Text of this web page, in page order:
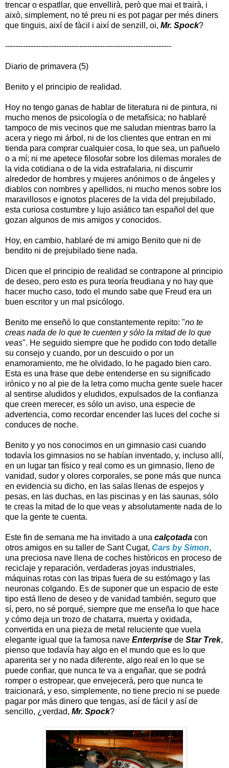
trencar o espatllar, que envellirà, però que mai et trairà, i
això, simplement, no té preu ni es pot pagar per més diners
que tinguis, així de fàcil i així de senzill, oi, Mr. Spock?
-----------------------------------------------------------------
Diario de primavera (5)
Benito y el principio de realidad.
Hoy no tengo ganas de hablar de literatura ni de pintura, ni
mucho menos de psicología o de metafísica; no hablaré
tampoco de mis vecinos que me saludan mientras barro la
acera y riego mi árbol, ni de los clientes que entran en mi
tienda para comprar cualquier cosa, lo que sea, un pañuelo
o a mí; ni me apetece filosofar sobre los dilemas morales de
la vida cotidiana o de la vida estrafalaria, ni discurrir
alrededor de hombres y mujeres anónimos o de ángeles y
diablos con nombres y apellidos, ni mucho menos sobre los
maravillosos e ignotos placeres de la vida del prejubilado,
esta curiosa costumbre y lujo asiático tan español del que
gozan algunos de mis amigos y conocidos.
Hoy, en cambio, hablaré de mi amigo Benito que ni de
bendito ni de prejubilado tiene nada.
Dicen que el principio de realidad se contrapone al principio
de deseo, pero esto es pura teoría freudiana y no hay que
hacer mucho caso, todo el mundo sabe que Freud era un
buen escritor y un mal psicólogo.
Benito me enseñó lo que constantemente repito: "no te
creas nada de lo que te cuenten y sólo la mitad de lo que
veas". He seguido siempre que he podido con todo detalle
su consejo y cuando, por un descuido o por un
enamoramiento, me he olvidado, lo he pagado bien caro.
Esta es una frase que debe entenderse en su significado
irónico y no al pie de la letra como mucha gente suele hacer
al sentirse aludidos y eludidos, expulsados ​​de la confianza
que creen merecer, es sólo un aviso, una especie de
advertencia, como recordar encender las luces del coche si
conduces de noche.
Benito y yo nos conocimos en un gimnasio casi cuando
todavía los gimnasios no se habían inventado, y, incluso allí,
en un lugar tan físico y real como es un gimnasio, lleno de
vanidad, sudor y olores corporales, se pone más que nunca
en evidencia su dicho, en las salas llenas de espejos y
pesas, en las duchas, en las piscinas y en las saunas, sólo
te creas la mitad de lo que veas y absolutamente nada de lo
que la gente te cuenta.
Este fin de semana me ha invitado a una calçotada con
otros amigos en su taller de Sant Cugat, Cars by Simon,
una preciosa nave llena de coches históricos en proceso de
reciclaje y reparación, verdaderas joyas industriales,
máquinas rotas con las tripas fuera de su estómago y las
neuronas colgando. Es de suponer que un espacio de este
tipo está lleno de deseo y de vanidad también, seguro que
sí, pero, no sé porqué, siempre que me enseña lo que hace
y cómo deja un trozo de chatarra, muerta y oxidada,
convertida en una pieza de metal reluciente que vuela
elegante igual que la famosa nave Enterprise de Star Trek,
pienso que todavía hay algo en el mundo que es lo que
aparenta ser y no nada diferente, algo real en lo que se
puede confiar, que nunca te va a engañar, que se podrá
romper o estropear, que envejecerá, pero que nunca te
traicionará, y eso, simplemente, no tiene precio ni se puede
pagar por más dinero que tengas, así de fácil y así de
sencillo, ¿verdad, Mr. Spock?